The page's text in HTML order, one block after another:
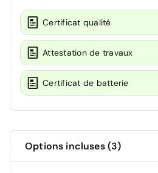
Certificat qualité
Attestation de travaux
Certificat de batterie
Options incluses (3)